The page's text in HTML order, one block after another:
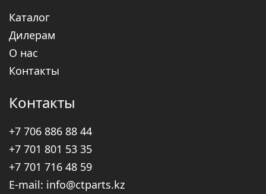
Каталог
Дилерам
О нас
Контакты
Контакты
+7 706 886 88 44
+7 701 801 53 35
+7 701 716 48 59
E-mail: info@ctparts.kz